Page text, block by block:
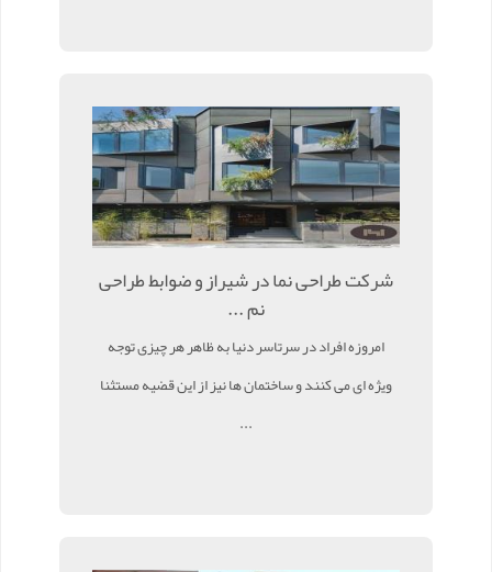
شرکت طراحی نما در شیراز و ضوابط طراحی
نم ...
امروزه افراد در سرتاسر دنیا به ظاهر هر چیزی توجه
ویژه ای می کنند و ساختمان ها نیز از این قضیه مستثنا
...